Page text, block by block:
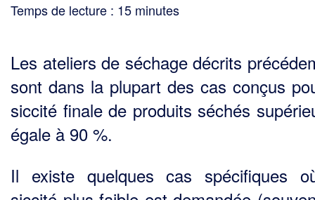
Temps de lecture : 15 minutes
Les ateliers de séchage décrits
sont dans la plupart des cas conçus
siccité finale de produits séchés
égale à 90 %.
Il existe quelques cas spécifiques